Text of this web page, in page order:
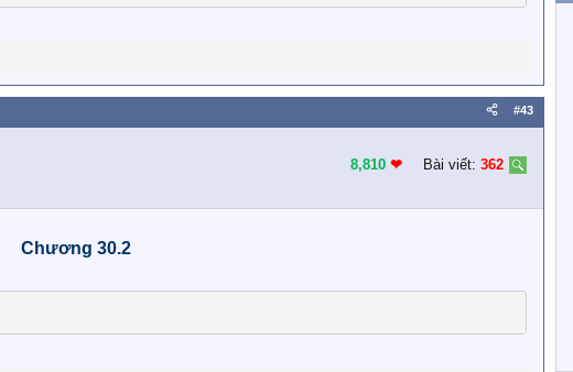
#43
8,810 ❤︎ Bài viết: 362
Chương 30.2